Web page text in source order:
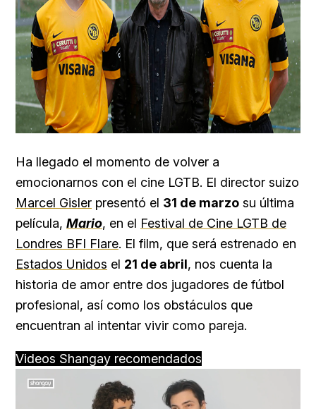
Ha llegado el momento de volver a
emocionarnos con el cine LGTB. El director suizo
Marcel Gisler presentó el 31 de marzo su última
película, Mario, en el Festival de Cine LGTB de
Londres BFI Flare. El film, que será estrenado en
Estados Unidos el 21 de abril, nos cuenta la
historia de amor entre dos jugadores de fútbol
profesional, así como los obstáculos que
encuentran al intentar vivir como pareja.
Videos Shangay recomendados